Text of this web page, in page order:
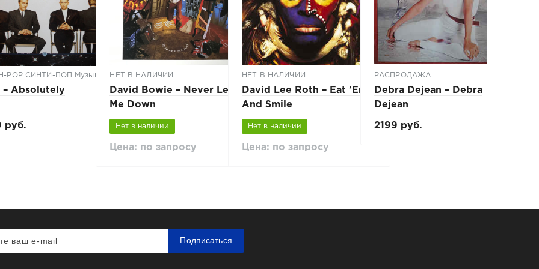
POP СИНТИ-ПОП Музыка
‎– Absolutely
руб.
НЕТ В НАЛИЧИИ
David Bowie ‎– Never Let
Me Down
Нет в наличии
Цена: по запросу
НЕТ В НАЛИЧИИ
David Lee Roth ‎– Eat 'Em
And Smile
Нет в наличии
Цена: по запросу
РАСПРОДАЖА
Debra Dejean ‎– Debra
Dejean
2199 руб.
Подписаться